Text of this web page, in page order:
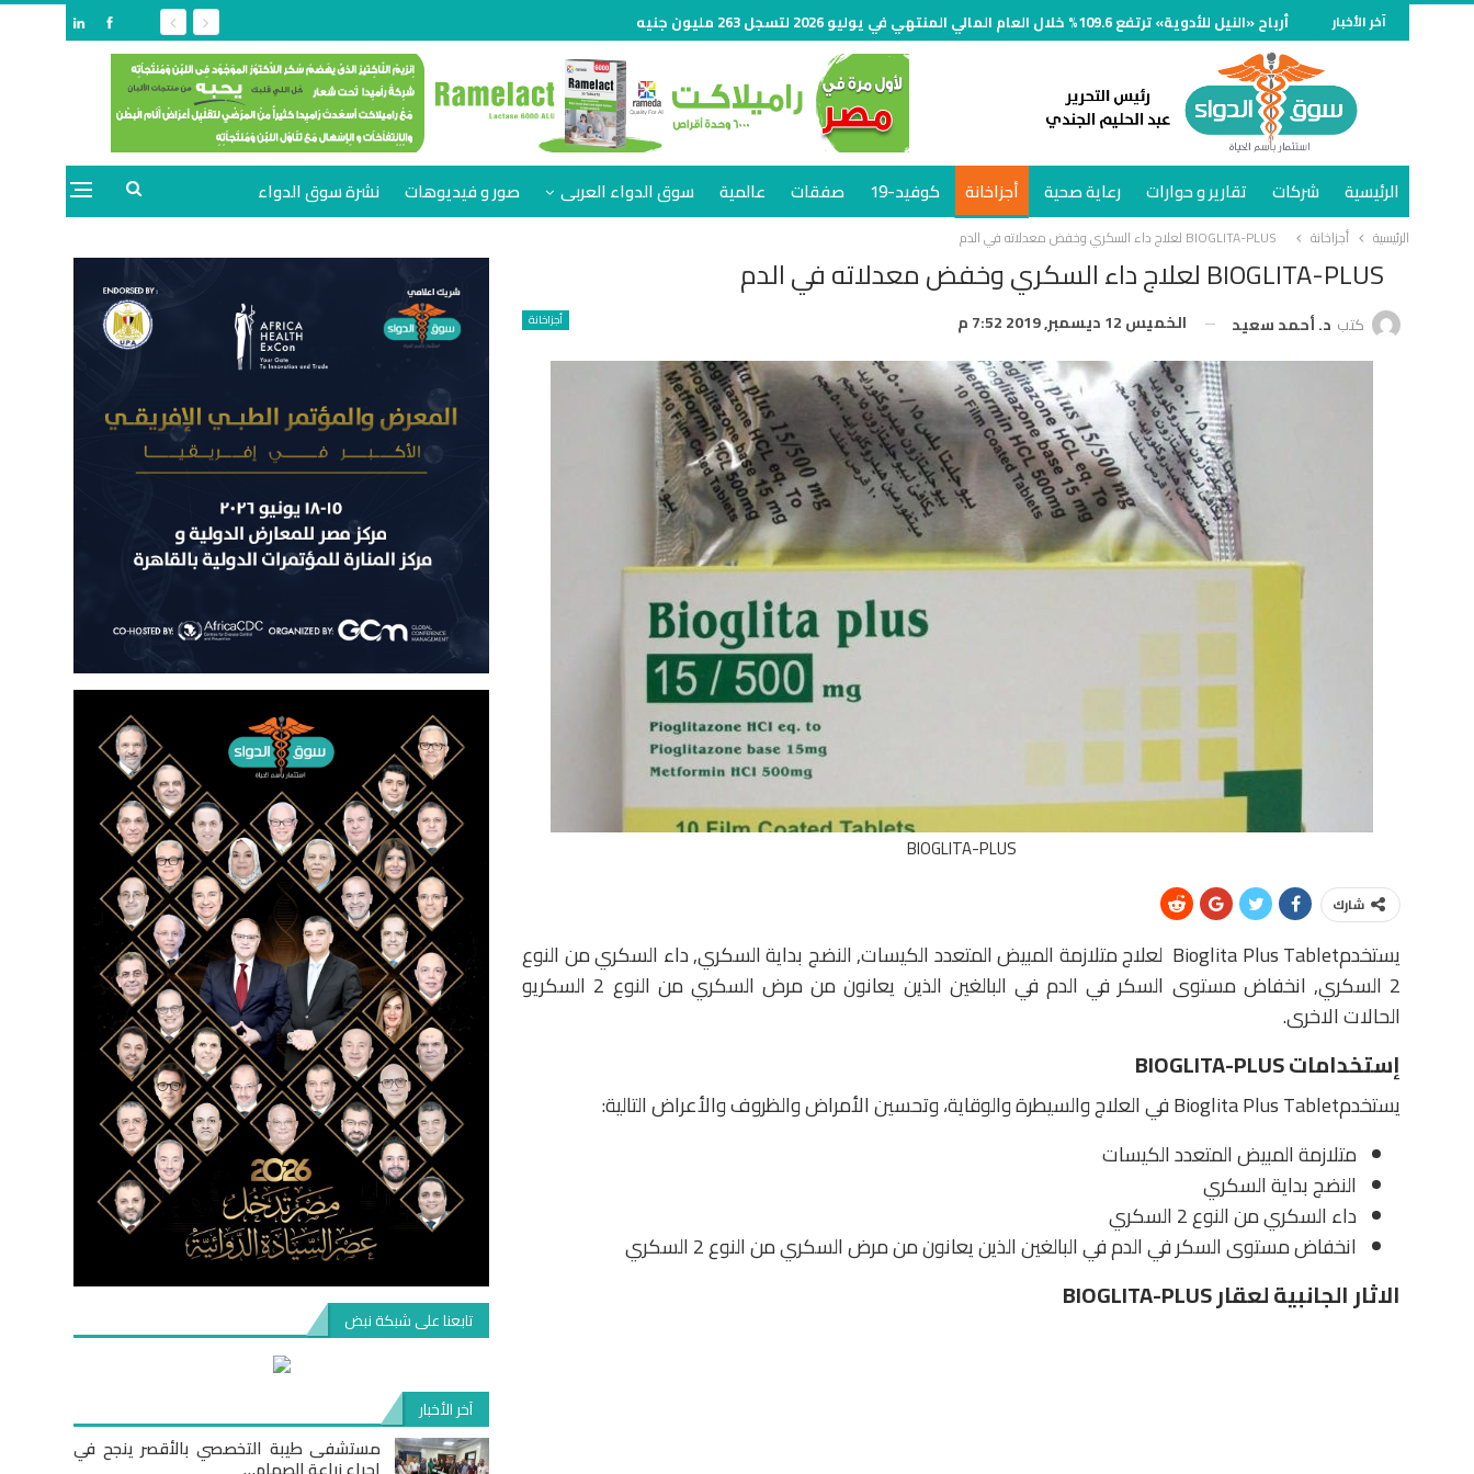
آخر الأخبار أرباح «النيل للأدوية» ترتفع 109.6% خلال العام المالي المنتهي في يوليو 2026 لتسجل 263 مليون جنيه
الرئيسية شركات تقارير و حوارات رعاية صحية أجزاخانة كوفيد-19 صفقات عالمية سوق الدواء العربى صور و فيديوهات نشرة سوق الدواء
الرئيسية أجزاخانة
أجزاخانة كتب د. أحمد سعيد الخميس 12 ديسمبر, 2019 7:52 م
BIOGLITA-PLUS
شارك
يستخدمBioglita Plus Tablet لعلاج متلازمة المبيض المتعدد الكيسات, النضج بداية السكري, داء السكري من النوع
2 السكري, انخفاض مستوى السكر في الدم في البالغين الذين يعانون من مرض السكري من النوع 2 السكريو
الحالات الاخرى.
إستخدامات BIOGLITA-PLUS
يستخدمBioglita Plus Tablet في العلاج والسيطرة والوقاية، وتحسين الأمراض والظروف والأعراض التالية:
متلازمة المبيض المتعدد الكيسات
النضج بداية السكري
داء السكري من النوع 2 السكري
انخفاض مستوى السكر في الدم في البالغين الذين يعانون من مرض السكري من النوع 2 السكري
الاثار الجانبية لعقار BIOGLITA-PLUS
تابعنا على شبكة نبض
آخر الأخبار
مستشفى طيبة التخصصي بالأقصر ينجح في